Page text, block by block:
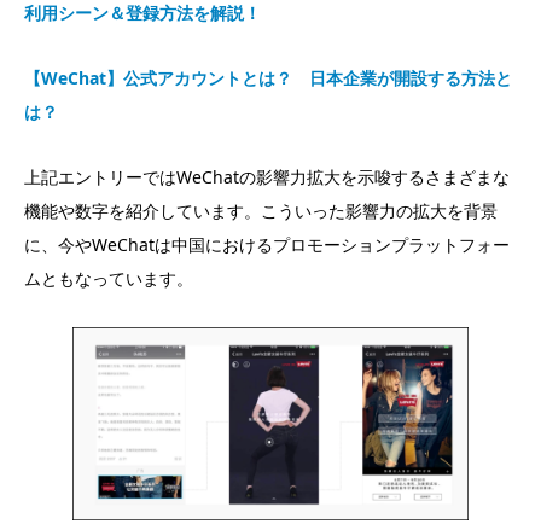
利用シーン＆登録方法を解説！
【WeChat】公式アカウントとは？ 日本企業が開設する方法と
は？
上記エントリーではWeChatの影響力拡大を示唆するさまざまな
機能や数字を紹介しています。こういった影響力の拡大を背景
に、今やWeChatは中国におけるプロモーションプラットフォー
ムともなっています。